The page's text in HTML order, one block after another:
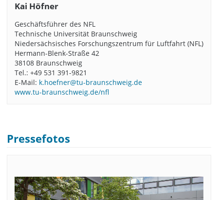
Kai Höfner
Geschäftsführer des NFL
Technische Universität Braunschweig
Niedersächsisches Forschungszentrum für Luftfahrt (NFL)
Hermann-Blenk-Straße 42
38108 Braunschweig
Tel.: +49 531 391-9821
E-Mail: k.hoefner@tu-braunschweig.de
www.tu-braunschweig.de/nfl
Pressefotos